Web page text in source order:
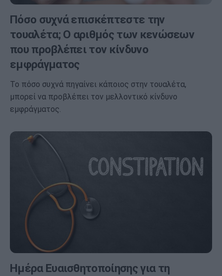
Πόσο συχνά επισκέπτεστε την
τουαλέτα; O αριθμός των κενώσεων
που προβλέπει τον κίνδυνο
εμφράγματος
Το πόσο συχνά πηγαίνει κάποιος στην τουαλέτα,
μπορεί να προβλέπει τον μελλοντικό κίνδυνο
εμφράγματος.
Ημέρα Ευαισθητοποίησης για τη